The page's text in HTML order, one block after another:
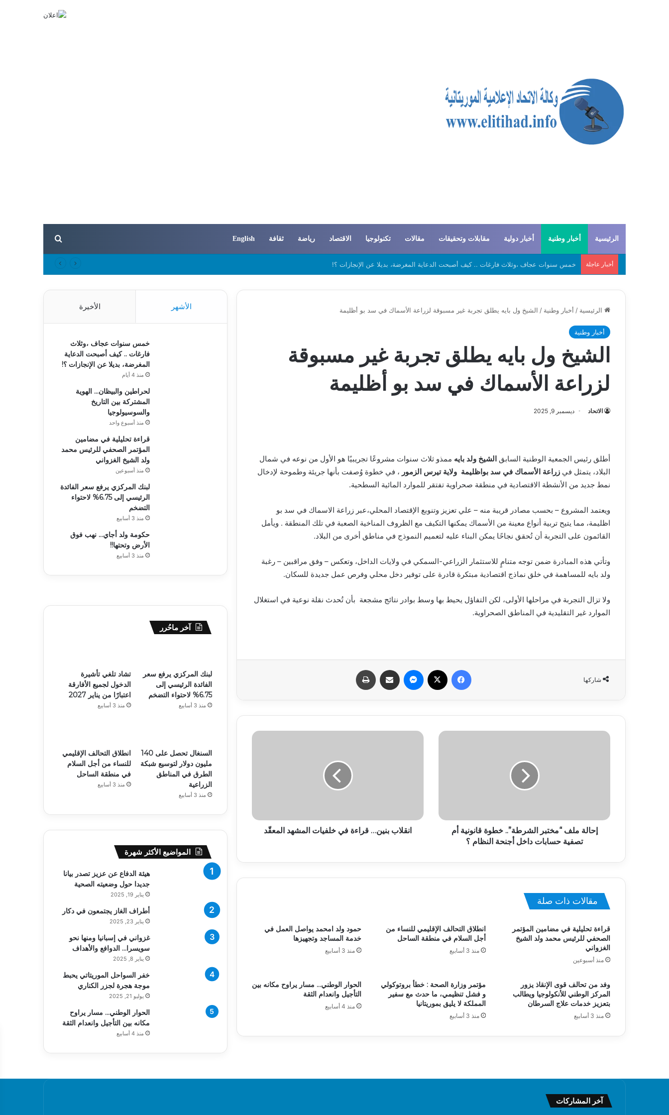
الرئيسية أخبار وطنية أخبار دولية مقابلات وتحقيقات مقالات تكنولوجيا الاقتصاد رياضة ثقافة English بحث عن
أخبار عاجلة لحراطين والبيظان… الهوية المشتركة بين التاريخ والسوسيولوجيا
الرئيسية / أخبار وطنية / الشيخ ول بايه يطلق تجربة غير مسبوقة لزراعة الأسماك في سد بو أظليمة
أخبار وطنية
الشيخ ول بايه يطلق تجربة غير مسبوقة
لزراعة الأسماك في سد بو أظليمة
الاتحاد ديسمبر 9, 2025
أطلق رئيس الجمعية الوطنية السابق الشيخ ولد بايه ممذو ثلاث سنوات مشروعًا تجريبيًا هو الأول من نوعه في شمال
البلاد، يتمثل في زراعة الأسماك في سد بواظليمة ولاية تيرس الزمور ، في خطوة وُصفت بأنها جريئة وطموحة لإدخال
نمط جديد من الأنشطة الاقتصادية في منطقة صحراوية تفتقر للموارد المائية السطحية.
ويعتمد المشروع – بحسب مصادر قريبة منه – علي تعزيز وتنوبع الإقتصاد المحلي،عبر زراعة الاسماك في سد بو
اظليمة، مما يتيح تربية أنواع معينة من الأسماك يمكنها التكيف مع الظروف المناخية الصعبة في تلك المنطقة . ويأمل
القائمون على التجربة أن تُحقق نجاحًا يمكن البناء عليه لتعميم النموذج في مناطق أخرى من البلاد.
وتأتي هذه المبادرة ضمن توجه متنامٍ للاستثمار الزراعي-السمكي في ولايات الداخل، وتعكس – وفق مراقبين – رغبة
ولد بايه للمساهمة في خلق نماذج اقتصادية مبتكرة قادرة على توفير دخل محلي وفرص عمل جديدة للسكان.
ولا تزال التجربة في مراحلها الأولى، لكن التفاؤل يحيط بها وسط بوادر نتائج مشجعة بأن تُحدث نقلة نوعية في استغلال
الموارد غير التقليدية في المناطق الصحراوية.
شاركها
فيسبوك ماسنجر مشاركة عبر البريد
إحالة ملف “مختبر الشرطة”.. خطوة قانونية أم
تصفية حسابات داخل أجنحة النظام ؟
انقلاب بنين… قراءة في خلفيات المشهد المعقّد
مقالات ذات صلة
قراءة تحليلية في مضامين المؤتمر
الصحفي للرئيس محمد ولد الشيخ
الغزواني
منذ أسبوعين
انطلاق التحالف الإقليمي للنساء من
أجل السلام في منطقة الساحل
منذ 3 أسابيع
حمود ولد امحمد يواصل العمل في
خدمة المساجد وتجهيزها
منذ 3 أسابيع
وفد من تحالف قوى الإنقاذ يزور
المركز الوطني للأنكولوجيا ويطالب
بتعزيز خدمات علاج السرطان
منذ 3 أسابيع
مؤتمر وزارة الصحة : خطأ بروتوكولي
و فشل تنظيمي، ما حدث مع سفير
المملكة لا يليق بموريتانيا
منذ 3 أسابيع
الحوار الوطني… مسار يراوح مكانه بين
التأجيل وانعدام الثقة
منذ 4 أسابيع
الأشهر الأخيرة
خمس سنوات عجاف ،وثلاث
فارغات .. كيف أصبحت الدعاية
المغرضة، بديلا عن الإنجازات ؟!
منذ 4 أيام
لحراطين والبيظان… الهوية
المشتركة بين التاريخ
والسوسيولوجيا
منذ أسبوع واحد
قراءة تحليلية في مضامين
المؤتمر الصحفي للرئيس محمد
ولد الشيخ الغزواني
منذ أسبوعين
لبنك المركزي يرفع سعر الفائدة
الرئيسي إلى 6.75% لاحتواء
التضخم
منذ 3 أسابيع
حكومة ولد أجاي… نهب فوق
الأرض وتحتها!!
منذ 3 أسابيع
آخر ماحُرر
لبنك المركزي يرفع سعر
الفائدة الرئيسي إلى
6.75% لاحتواء التضخم
منذ 3 أسابيع
تشاد تلغي تأشيرة
الدخول لجميع الأفارقة
اعتبارًا من يناير 2027
منذ 3 أسابيع
السنغال تحصل على 140
مليون دولار لتوسيع شبكة
الطرق في المناطق
الزراعية
منذ 3 أسابيع
انطلاق التحالف الإقليمي
للنساء من أجل السلام
في منطقة الساحل
منذ 3 أسابيع
المواضيع الأكثر شهرة
هيئة الدفاع عن عزيز تصدر بيانا
جديدا حول وضعيته الصحية
يناير 19, 2025
أطراف الغاز يجتمعون في دكار
يناير 23, 2025
غزواني في إسبانيا ومنها نحو
سويسرا… الدوافع والأهداف
يناير 8, 2025
خفر السواحل الموريتاتي يحبط
موجة هجرة لجزر الكناري
يوليو 21, 2025
الحوار الوطني… مسار يراوح
مكانه بين التأجيل وانعدام الثقة
منذ 4 أسابيع
آخر المشاركات